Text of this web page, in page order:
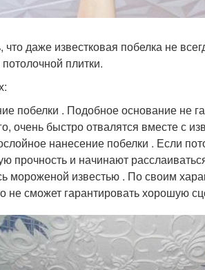
что даже известковая побелка не
плитки.
побелки . Подобное основание не
очень быстро отвалятся вместе с
нанесение побелки . Если
прочность и начинают
мороженой известью . По своим
не сможет гарантировать хорошую